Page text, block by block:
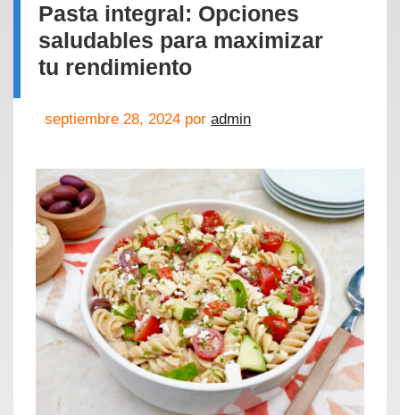
Pasta integral: Opciones
saludables para maximizar
tu rendimiento
septiembre 28, 2024 por admin